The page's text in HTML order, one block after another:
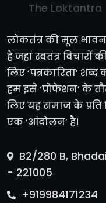
The Loktantra
लोकतंत्र की मूल
है जहां स्वतंत्र विचारों
लिए ‘पत्रकारिता’
हम इसे ‘प्रोफेशन’ के
लिए यह समाज के प्रति
एक ‘आंदोलन’ है।
B2/280 B,
- 221005
+919984171234